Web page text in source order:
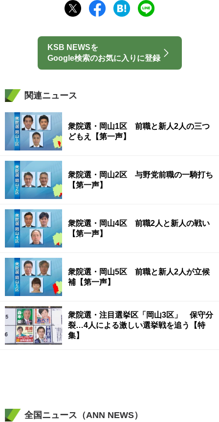
KSB NEWSを
Google検索のお気に入りに登録
関連ニュース
衆院選・岡山1区 前職と新人2人の三つ
どもえ【第一声】
衆院選・岡山2区 与野党前職の一騎打ち
【第一声】
衆院選・岡山4区 前職2人と新人の戦い
【第一声】
衆院選・岡山5区 前職と新人2人が立候
補【第一声】
衆院選・注目選挙区「岡山3区」 保守分
裂…4人による激しい選挙戦を追う【特
集】
全国ニュース（ANN NEWS）